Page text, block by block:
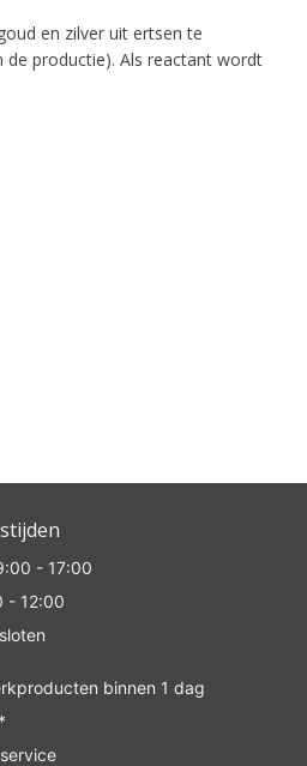
en zilver uit ertsen te
de productie). Als reactant wordt
- 17:00
- 12:00
binnen 1 dag